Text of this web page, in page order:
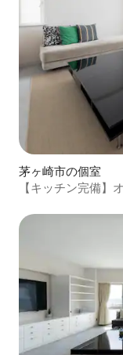
茅ヶ崎市の個室
【キッチン完備】